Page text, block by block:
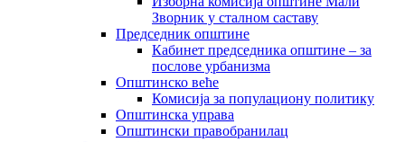
Зворник у сталном саставу
Председник општине
Кабинет председника општине – за
послове урбанизма
Општинско веће
Комисија за популациону политику
Општинска управа
Општински правобранилац